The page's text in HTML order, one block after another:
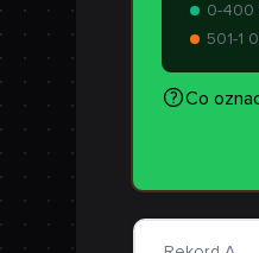
0-400
501-1
Co